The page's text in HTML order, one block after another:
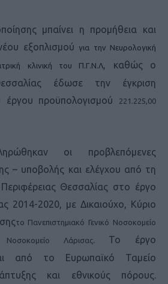
μπαίνει η προμήθεια και
εξοπλισμού
για την Νευρολογική
κλινική του Π.Γ.Ν.Λ
, καθώς ο
έδωσε την έγκριση
προϋπολογισμού
221.225,00
οι προβλεπόμενες
– υποβολής και ελέγχου από τη
Περιφέρειας Θεσσαλίας στο έργο
2014-2020, με Δικαιούχο, Κύριο
το Πανεπιστημιακό Γενικό Νοσοκομείο
Λάρισας. Το έργο
από το Ευρωπαϊκό Ταμείο
και εθνικούς πόρους.